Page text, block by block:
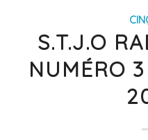
S.T.J.O
NUMÉRO